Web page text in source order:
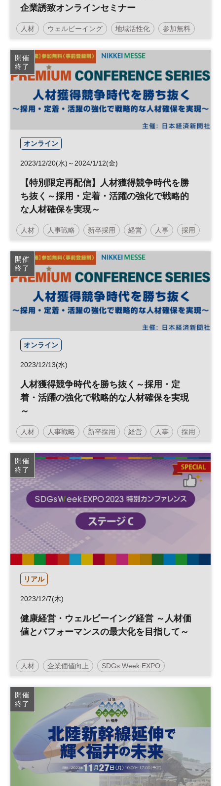
企業誘致オンラインセミナー
人材 ウェルビーイング 地域活性化 参加無料
開催
終了
オンライン
2023/12/20(水)～2024/1/12(金)
【特別限定再配信】人材獲得競争時代を勝
ち抜く～採用・定着・活躍の強化で戦略的
な人材確保を実現～
人材 人事戦略 新卒採用 経営 人事 採用
エンゲージメント 参加無料
日経メッセプレミアム・カンファレンス・シリーズ
プレミアム・カンファレンス・シリーズ
開催
終了
オンライン
2023/12/13(水)
人材獲得競争時代を勝ち抜く～採用・定
着・活躍の強化で戦略的な人材確保を実現
～
人材 人事戦略 新卒採用 経営 人事 採用
エンゲージメント 参加無料
日経メッセプレミアム・カンファレンス・シリーズ
プレミアム・カンファレンス・シリーズ
開催
終了
リアル
2023/12/7(木)
健康経営・ウェルビーイング経営 ～人材価
値とパフォーマンスの最大化を目指して～
人材 企業価値向上 SDGs Week EXPO
ウェルビーイング 健康経営
参加無料
開催
終了